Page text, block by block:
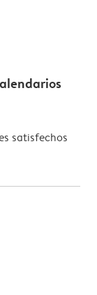
satisfechos